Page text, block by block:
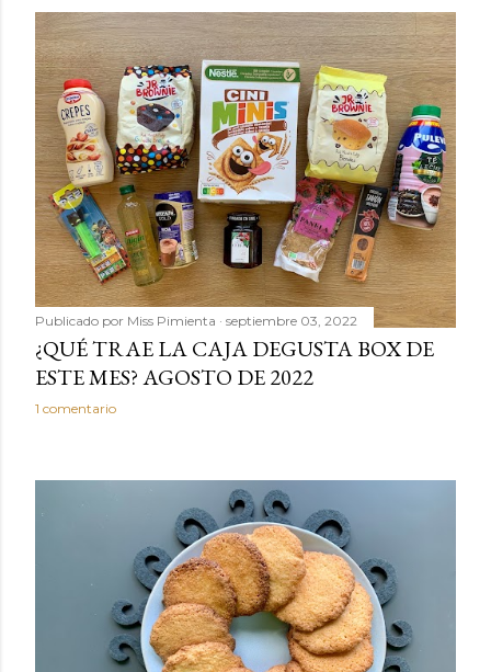
Publicado por Miss Pimienta septiembre 03, 2022
¿QUÉ TRAE LA CAJA DEGUSTA BOX DE
ESTE MES? AGOSTO DE 2022
1 comentario